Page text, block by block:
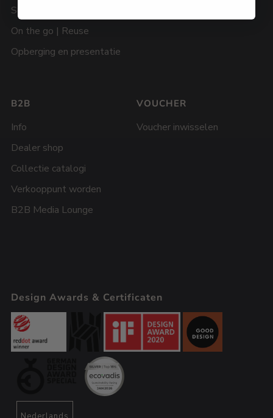
Servies
On the go | Reuse
Opberging en presentatie
B2B
Info
Dealer shop
Collectie catalogi
Verkooppunt worden
B2B Media Lounge
VOUCHER
Voucher inwisselen
Design Awards & Certificaten